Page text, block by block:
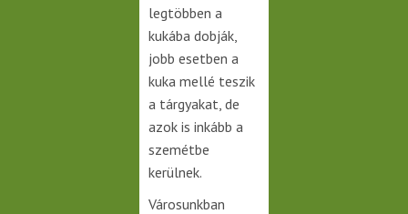
legtöbben a
kukába dobják,
jobb esetben a
kuka mellé teszik
a tárgyakat, de
azok is inkább a
szemétbe
kerülnek.
Városunkban